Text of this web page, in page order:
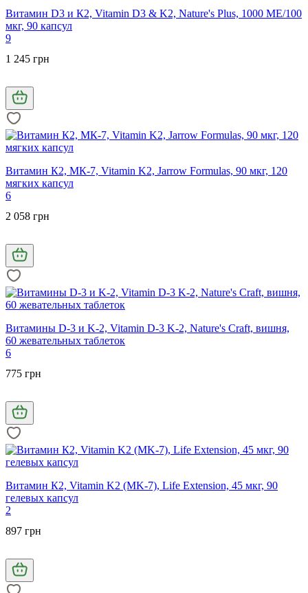
Витамин D3 и К2, Vitamin D3 & K2, Nature's Plus, 1000 МЕ/100
мкг, 90 капсул
9
1 245 грн
Витамин К2, МК-7, Vitamin K2, Jarrow Formulas, 90 мкг, 120
мягких капсул
6
2 058 грн
Витамины D-3 и K-2, Vitamin D-3 K-2, Nature's Craft, вишня,
60 жевательных таблеток
6
775 грн
Витамин К2, Vitamin K2 (MK-7), Life Extension, 45 мкг, 90
гелевых капсул
2
897 грн